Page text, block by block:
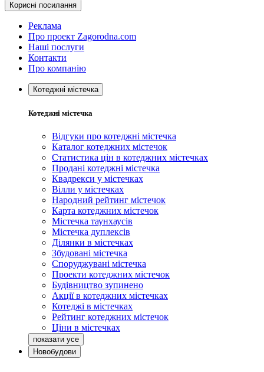
Корисні посилання
Реклама
Про проект Zagorodna.com
Наші послуги
Контакти
Про компанію
Котеджні містечка
Котеджні містечка
Відгуки про котеджні містечка
Каталог котеджних містечок
Статистика цін в котеджних містечках
Продані котеджні містечка
Квадрекси у містечках
Вілли у містечках
Народний рейтинг містечок
Карта котеджних містечок
Містечка таунхаусів
Містечка дуплексів
Ділянки в містечках
Збудовані містечка
Споруджувані містечка
Проекти котеджних містечок
Будівництво зупинено
Акції в котеджних містечках
Котеджі в містечках
Рейтинг котеджних містечок
Ціни в містечках
Новобудови